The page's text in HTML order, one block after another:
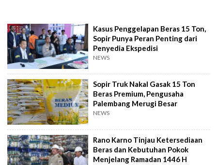
Kasus Penggelapan Beras 15 Ton,
Sopir Punya Peran Penting dari
Penyedia Ekspedisi
NEWS
Sopir Truk Nakal Gasak 15 Ton
Beras Premium, Pengusaha
Palembang Merugi Besar
NEWS
Rano Karno Tinjau Ketersediaan
Beras dan Kebutuhan Pokok
Menjelang Ramadan 1446 H